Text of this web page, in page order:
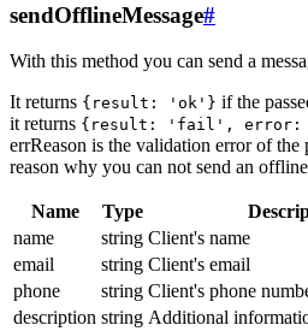
sendOfflineMessage#
With this method you can send a
It returns {result: 'ok'} if the
it returns {result: 'fail', error:
errReason is the validation error of the
reason why you can not send an offline
Name Type
name
string Client's name
email
string Client's email
phone
string Client's phone
description string Additional